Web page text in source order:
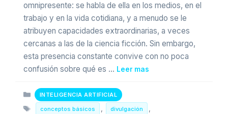
omnipresente: se habla de ella en los medios, en el
trabajo y en la vida cotidiana, y a menudo se le
atribuyen capacidades extraordinarias, a veces
cercanas a las de la ciencia ficción. Sin embargo,
esta presencia constante convive con no poca
confusión sobre qué es … Leer mas
Categorias
INTELIGENCIA ARTIFICIAL
Etiquetas
conceptos básicos , divulgación ,